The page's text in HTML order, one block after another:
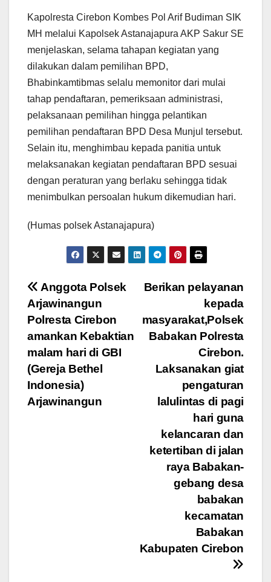
Kapolresta Cirebon Kombes Pol Arif Budiman SIK
MH melalui Kapolsek Astanajapura AKP Sakur SE
menjelaskan, selama tahapan kegiatan yang
dilakukan dalam pemilihan BPD,
Bhabinkamtibmas selalu memonitor dari mulai
tahap pendaftaran, pemeriksaan administrasi,
pelaksanaan pemilihan hingga pelantikan
pemilihan pendaftaran BPD Desa Munjul tersebut.
Selain itu, menghimbau kepada panitia untuk
melaksanakan kegiatan pendaftaran BPD sesuai
dengan peraturan yang berlaku sehingga tidak
menimbulkan persoalan hukum dikemudian hari.
(Humas polsek Astanajapura)
Navigasi
pos
Berikan pelayanan
kepada
masyarakat,Polsek
Babakan Polresta
Cirebon.
Laksanakan giat
pengaturan
lalulintas di pagi
hari guna
kelancaran dan
ketertiban di jalan
raya Babakan-
gebang desa
babakan
kecamatan
Babakan
Kabupaten Cirebon
Anggota Polsek
Arjawinangun
Polresta Cirebon
amankan Kebaktian
malam hari di GBI
(Gereja Bethel
Indonesia)
Arjawinangun